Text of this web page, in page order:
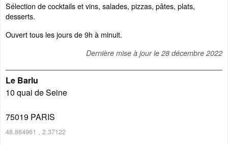
Sélection de cocktails et vins, salades, pizzas, pâtes, plats,
desserts.
Ouvert tous les jours de 9h à minuit.
Dernière mise à jour le 28 décembre 2022
Le Barlu
10 quai de Seine
75019 PARIS
48.884961 , 2.37122